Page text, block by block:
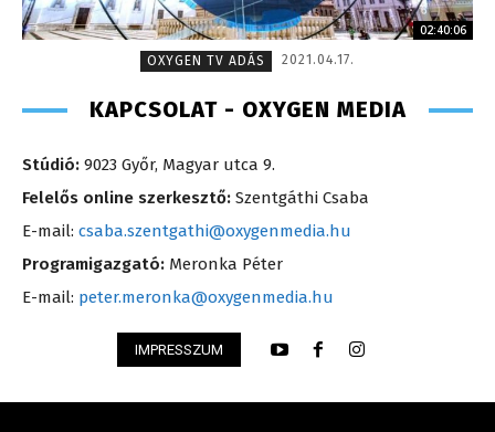
02:40:06
OXYGEN TV ADÁS
2021.04.17.
KAPCSOLAT - OXYGEN MEDIA
Stúdió: 9023 Győr, Magyar utca 9.
Felelős online szerkesztő: Szentgáthi Csaba
E-mail: csaba.szentgathi@oxygenmedia.hu
Programigazgató: Meronka Péter
E-mail: peter.meronka@oxygenmedia.hu
IMPRESSZUM